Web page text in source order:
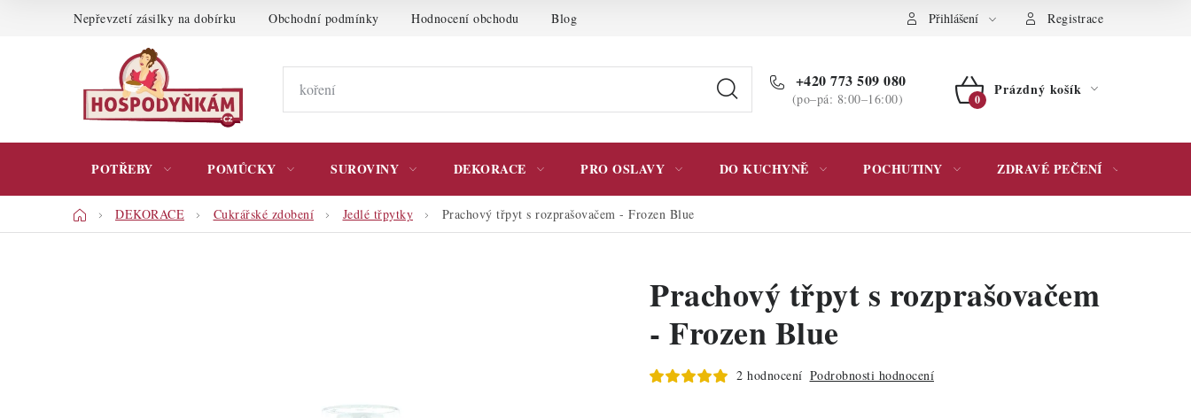
Nepřevzetí zásilky na dobírku Obchodní podmínky Hodnocení obchodu Blog Podmínky ochrany osobních údajů Přihlášení Registrace
+420 773 509 080
(po–pá: 8:00–16:00)
NÁKUPNÍ
Prázdný košík
POTŘEBY POMŮCKY SUROVINY DEKORACE PRO OSLAVY DO KUCHYNĚ POCHUTINY ZDRAVÉ PEČENÍ
DomůDEKORACE Cukrářské zdobení Jedlé třpytky Prachový třpyt s rozprašovačem - Frozen Blue
Prachový třpyt s rozprašovačem
- Frozen Blue
2 hodnocení Podrobnosti hodnocení